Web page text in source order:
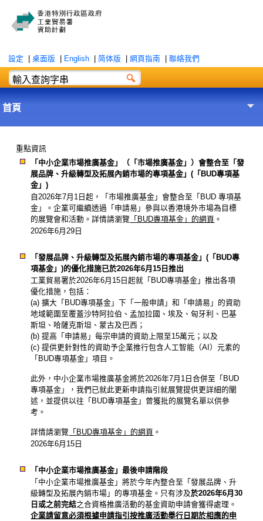
設定 桌面版 English 简体版 網頁指南 聯絡我們
首頁
重點資訊
「中小企業市場推廣基金」（「市場推廣基金」）會整合至「發
展品牌、升級轉型及拓展內銷市場的專項基金」(「BUD專項基
金」)
自2026年7月1日起，「市場推廣基金」會整合至「BUD 專項基
金」。企業可繼續透過「申請易」參與以香港境外市場為目標
的展覽會和活動。詳情請瀏覽 「BUD專項基金」的網頁 。
2026年6月29日
「發展品牌、升級轉型及拓展內銷市場的專項基金」(「BUD專
項基金」)的優化措施已於2026年6月15日推出
工業貿易署於2026年6月15日起就「BUD專項基金」推出各項
優化措施，包括：
(a) 擴大「BUD專項基金」下「一般申請」和「申請易」的資助
地域範圍至覆蓋沙特阿拉伯、孟加拉國、埃及、匈牙利、巴基
斯坦、哈薩克斯坦、蒙古及巴西；
(b) 提高「申請易」每宗申請的資助上限至15萬元；以及
(c) 提供更針對性的資助予企業推行包含人工智能（AI）元素的
「BUD專項基金」項目。
此外，中小企業市場推廣基金將於2026年7月1日合併至「BUD
專項基金」，我們已就此更新申請指引就展覽提供更詳細的闡
述，並提供以往「BUD專項基金」曾獲批的展覽名單以供參
考。
詳情請瀏覽 「BUD專項基金」的網頁 。
2026年6月15日
「中小企業市場推廣基金」最後申請階段
「中小企業市場推廣基金」將於今年內整合至「發展品牌、升
級轉型及拓展內銷市場」的專項基金。只有涉及於2026年6月30
日或之前完結之合資格推廣活動的基金資助申請會獲得處理。
企業請留意必須根據申請指引按推廣活動舉行日期於相應的申